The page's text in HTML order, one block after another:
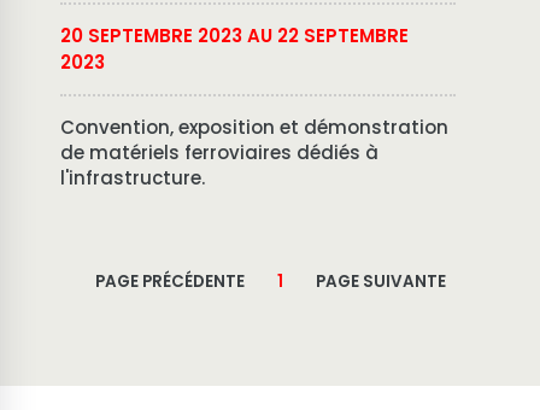
20 SEPTEMBRE 2023 AU 22 SEPTEMBRE
2023
Convention, exposition et démonstration
de matériels ferroviaires dédiés à
l'infrastructure.
PAGE PRÉCÉDENTE 1 PAGE SUIVANTE